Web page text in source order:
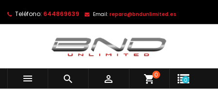
Teléfono: 644869639 Email: repara@bndunlimited.es
   shopping_cart0
0